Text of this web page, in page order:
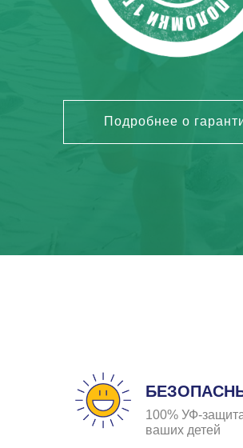
Подробнее о
100% УФ-
ваших детей